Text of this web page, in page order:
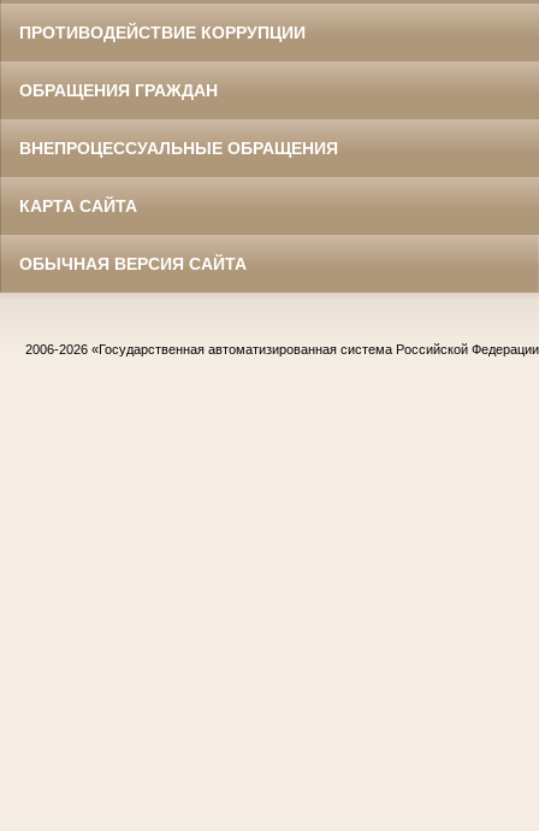
ПРОТИВОДЕЙСТВИЕ КОРРУПЦИИ
ОБРАЩЕНИЯ ГРАЖДАН
ВНЕПРОЦЕССУАЛЬНЫЕ ОБРАЩЕНИЯ
КАРТА САЙТА
ОБЫЧНАЯ ВЕРСИЯ САЙТА
2006-2026 «Государственная автоматизированная система Российской